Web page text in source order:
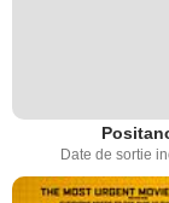
Date de sortie